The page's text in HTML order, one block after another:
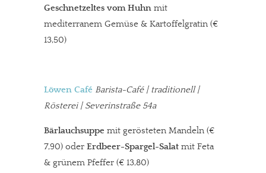
Geschnetzeltes vom Huhn mit
mediterranem Gemüse & Kartoffelgratin (€
13,50)
Löwen Café Barista-Café| traditionell |
Rösterei | Severinstraße 54a
Bärlauchsuppe mit gerösteten Mandeln (€
7,90) oder Erdbeer-Spargel-Salat mit Feta
& grünem Pfeffer (€ 13,80)